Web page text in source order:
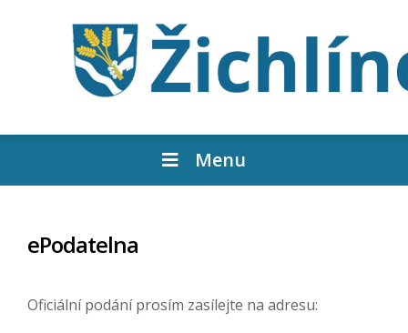
Menu
ePodatelna
Oficiální podání prosím zasílejte na adresu: